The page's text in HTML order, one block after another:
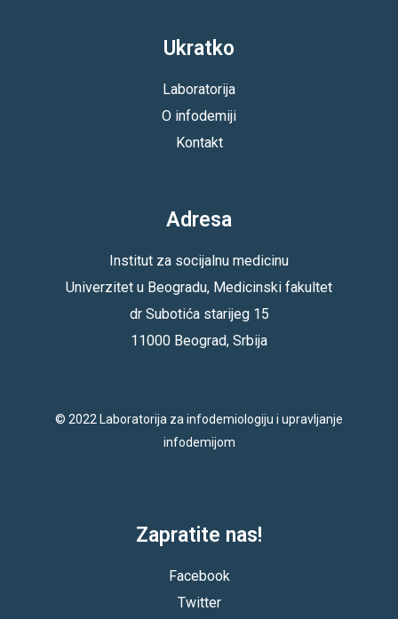
Ukratko
Laboratorija
O infodemiji
Kontakt
Adresa
Institut za socijalnu medicinu
Univerzitet u Beogradu, Medicinski fakultet
dr Subotića starijeg 15
11000 Beograd, Srbija
© 2022 Laboratorija za infodemiologiju i upravljanje
infodemijom
Zapratite nas!
Facebook
Twitter